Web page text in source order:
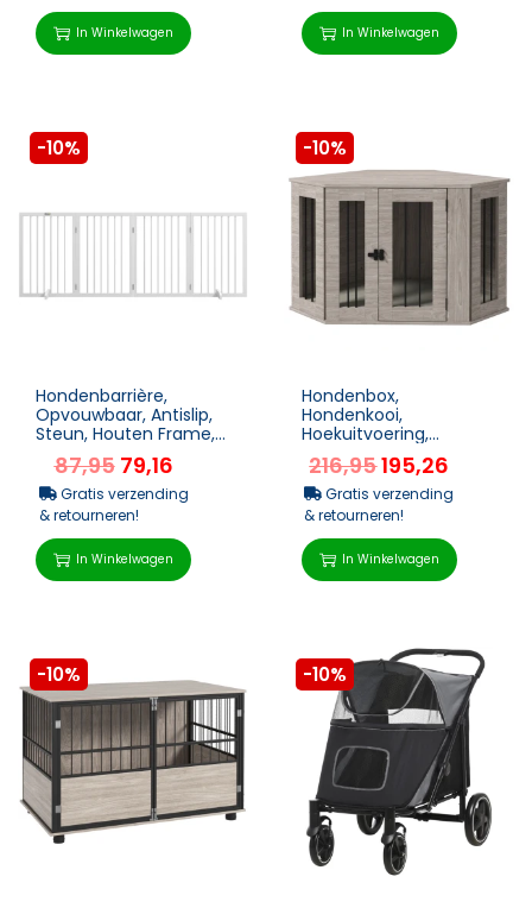
In Winkelwagen In Winkelwagen
-10%
Hondenbarrière,
Opvouwbaar, Antislip,
Steun, Houten Frame,
206×35,5×76 Cm, Wit
87,95 79,16
Gratis verzending
& retourneren!
In Winkelwagen
-10%
Hondenbox,
Hondenkooi,
Hoekuitvoering,
Inclusief Slot, 1
Ligkussen, 104 X 55 X 63
Cm, Bruin
216,95195,26
Gratis verzending
& retourneren!
In Winkelwagen
-10% -10%